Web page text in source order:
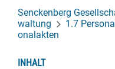
Senckenberg
waltung
1.7
onalakten
INHALT